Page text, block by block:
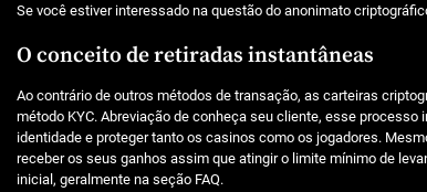
Se você estiver interessado na questão do anonimato
O conceito de retiradas instantâneas
Ao contrário de outros métodos de transação, as carteiras
método KYC. Abreviação de conheça seu cliente, esse
identidade e proteger tanto os casinos como os jogadores.
receber os seus ganhos assim que atingir o limite mínimo de
inicial, geralmente na seção FAQ.